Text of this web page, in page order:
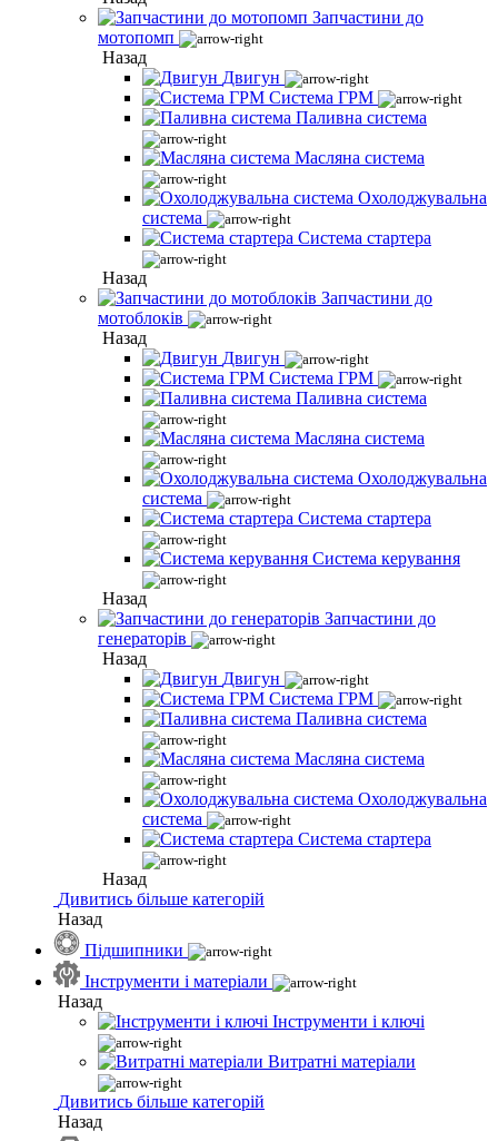
Запчастини до
мотопомп
Назад
Двигун
Система ГРМ
Паливна система
Масляна система
Охолоджувальна
система
Система стартера
Назад
Запчастини до
мотоблоків
Назад
Двигун
Система ГРМ
Паливна система
Масляна система
Охолоджувальна
система
Система стартера
Система керування
Назад
Запчастини до
генераторів
Назад
Двигун
Система ГРМ
Паливна система
Масляна система
Охолоджувальна
система
Система стартера
Назад
Дивитись більше категорій
Назад
Підшипники
Інструменти і матеріали
Назад
Інструменти і ключі
Витратні матеріали
Дивитись більше категорій
Назад